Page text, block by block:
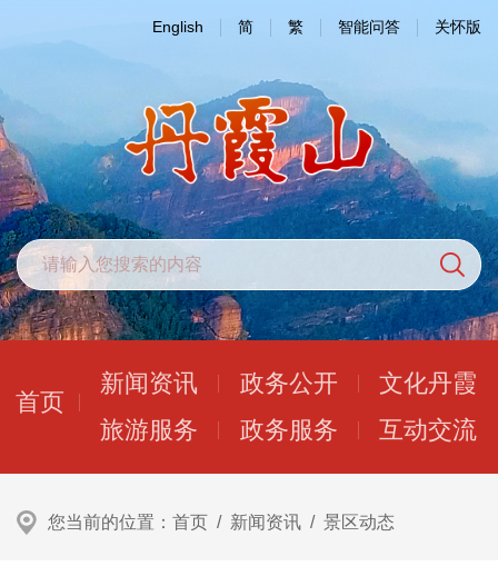
English 简 繁 智能问答 关怀版
首页
新闻资讯 政务公开
文化丹霞
旅游服务
政务服务 互动交流
您当前的位置： 首页 / 新闻资讯 / 景区动态